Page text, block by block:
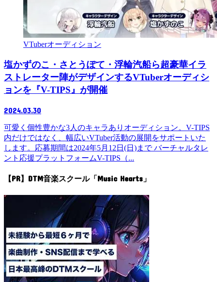
VTuberオーディション
塩かずのこ・さとうぽて・浮輪汽船ら超豪華イラ
ストレーター陣がデザインするVTuberオーディシ
ョンを『V-TIPS』が開催
2024.03.30
可愛く個性豊かな3人のキャラありオーディション。V-TIPS
内だけではなく、幅広いVTuber活動の展開をサポートいた
します。応募期間は2024年5月12日(日)まで バーチャルタレ
ント応援プラットフォームV-TIPS（...
【PR】DTM音楽スクール「Music Hearts」